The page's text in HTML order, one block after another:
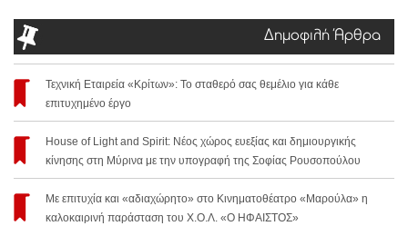
Δημοφιλή Άρθρα
Τεχνική Εταιρεία «Κρίτων»: Το σταθερό σας θεμέλιο για κάθε
επιτυχημένο έργο
House of Light and Spirit: Νέος χώρος ευεξίας και δημιουργικής
κίνησης στη Μύρινα με την υπογραφή της Σοφίας Ρουσοπούλου
Με επιτυχία και «αδιαχώρητο» στο Κινηματοθέατρο «Μαρούλα» η
καλοκαιρινή παράσταση του Χ.Ο.Λ. «Ο ΗΦΑΙΣΤΟΣ»